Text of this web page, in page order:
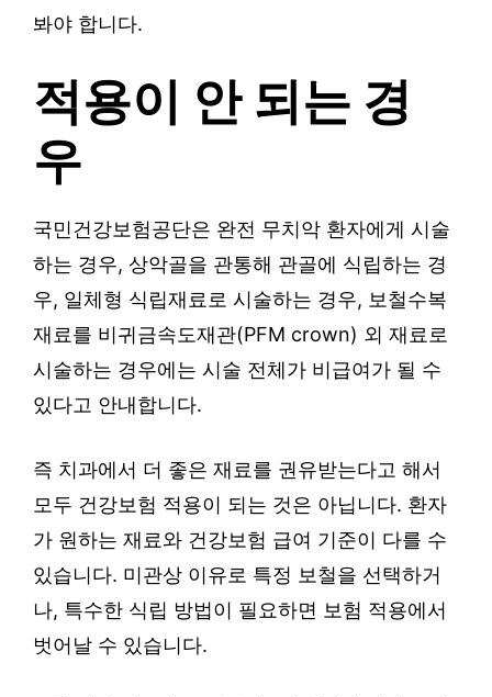
봐야 합니다.
적용이 안 되는 경
우
국민건강보험공단은 완전 무치악 환자에게 시술
하는 경우, 상악골을 관통해 관골에 식립하는 경
우, 일체형 식립재료로 시술하는 경우, 보철수복
재료를 비귀금속도재관(PFM crown) 외 재료로
시술하는 경우에는 시술 전체가 비급여가 될 수
있다고 안내합니다.
즉 치과에서 더 좋은 재료를 권유받는다고 해서
모두 건강보험 적용이 되는 것은 아닙니다. 환자
가 원하는 재료와 건강보험 급여 기준이 다를 수
있습니다. 미관상 이유로 특정 보철을 선택하거
나, 특수한 식립 방법이 필요하면 보험 적용에서
벗어날 수 있습니다.